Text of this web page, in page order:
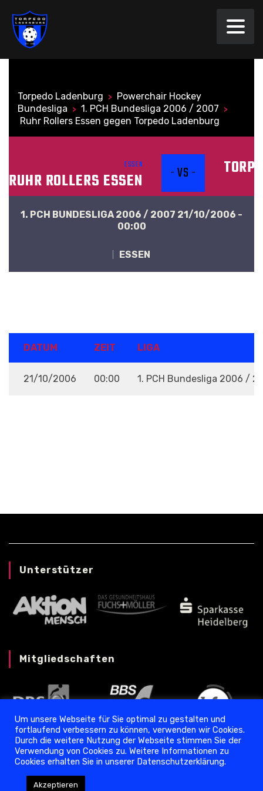
Torpedo Ladenburg > Powerchair Hockey
Bundesliga
> 1. PCH Bundesliga 2006 / 2007 >
Ruhr Rollers Essen gegen Torpedo Ladenburg
ESSEN
RUHR ROLLERS ESSEN - VS -
1. PCH BUNDESLIGA 2006 / 2007 21/10/2006 -
00:00
ESSEN
DATUM ZEIT LIGA
21/10/2006 00:00 1. PCH Bundesliga 2006 /
Unterstützer
Mitgliedschaften
Um unsere Webseite für Sie optimal zu gestalten und
fortlaufend verbessern zu können, verwenden wir Cookies.
Durch die weitere Nutzung der Webseite stimmen Sie der
Verwendung von Cookies zu. Weitere Informationen zu
Cookies erhalten Sie in unserer Datenschutzerklärung.
Akzeptieren